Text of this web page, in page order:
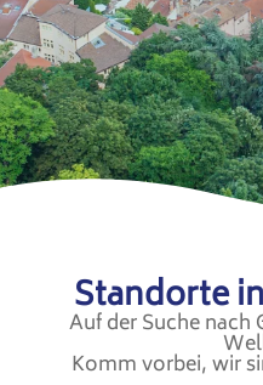
Standorte
Auf der Suche nach
Komm vorbei, wir